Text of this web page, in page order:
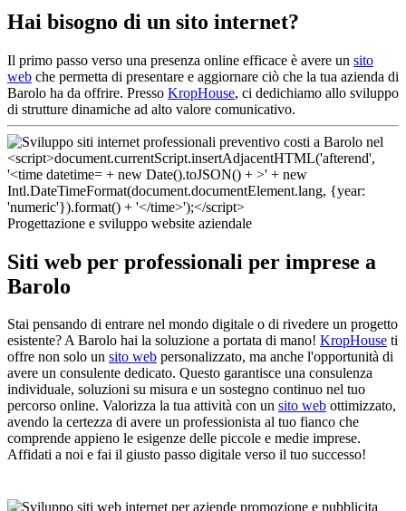
Hai bisogno di un sito internet?
Il primo passo verso una presenza online efficace è avere un sito
web che permetta di presentare e aggiornare ciò che la tua azienda di
Barolo ha da offrire. Presso KropHouse, ci dedichiamo allo sviluppo
di strutture dinamiche ad alto valore comunicativo.
Progettazione e sviluppo website aziendale
Siti web per professionali per imprese a
Barolo
Stai pensando di entrare nel mondo digitale o di rivedere un progetto
esistente? A Barolo hai la soluzione a portata di mano! KropHouse ti
offre non solo un sito web personalizzato, ma anche l'opportunità di
avere un consulente dedicato. Questo garantisce una consulenza
individuale, soluzioni su misura e un sostegno continuo nel tuo
percorso online. Valorizza la tua attività con un sito web ottimizzato,
avendo la certezza di avere un professionista al tuo fianco che
comprende appieno le esigenze delle piccole e medie imprese.
Affidati a noi e fai il giusto passo digitale verso il tuo successo!